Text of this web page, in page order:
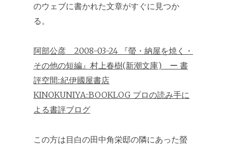
のウェブに書かれた文章がすぐに見つか
る。
阿部公彦 2008-03-24 『螢・納屋を焼く・
その他の短編』村上春樹(新潮文庫) ー 書
評空間::紀伊國屋書店
KINOKUNIYA::BOOKLOG プロの読み手に
よる書評ブログ
この方は目白の田中角栄邸の隣にあった螢